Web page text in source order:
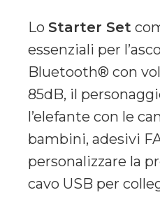
Lo Starter Set
essenziali per
Bluetooth® con
85dB, il
l’elefante con le
bambini, adesivi
personalizzare la
cavo USB per